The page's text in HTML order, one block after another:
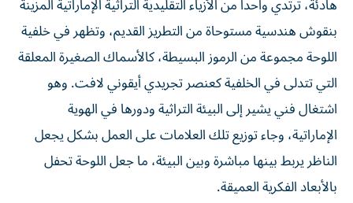
بنقوش هندسية مستوحاة من التطريز القديم، وتظهر في خلفية
اللوحة مجموعة من الرموز البسيطة، كالأسماك الصغيرة المعلقة
التي تتدلى في الخلفية كعنصر تجريدي أيقوني لافت. وهو
اشتغال فني يشير إلى البيئة التراثية ودورها في الهوية
الإماراتية، وجاء توزيع تلك العلامات على العمل بشكل يجعل
الناظر يربط بينها مباشرة وبين البيئة، ما جعل اللوحة تحفل
بالأبعاد الفكرية العميقة.